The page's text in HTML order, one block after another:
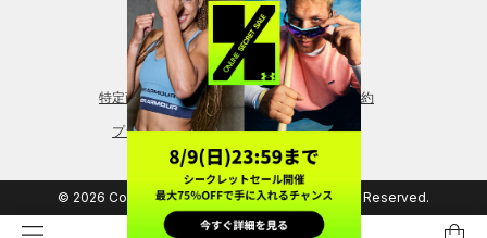
レギンス＆タイツ
特定商取引法に基づく通販の表記 会員規約
プライバシーポリシー
© 2026 Copyright DOME Corporation. All Rights Reserved.